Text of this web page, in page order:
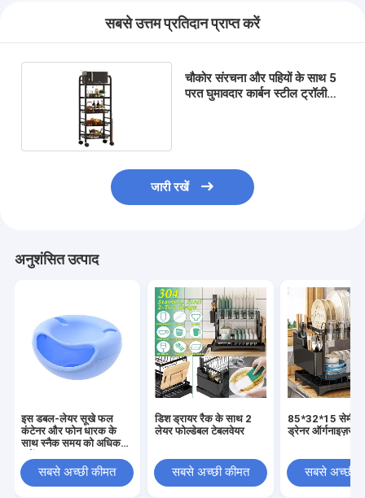
सबसे उत्तम प्रतिदान प्राप्त करें
चौकोर संरचना और पहियों के साथ 5
परत घुमावदार कार्बन स्टील ट्रॉली
जारी रखें
अनुशंसित उत्पाद
इस डबल-लेयर सूखे फल
कंटेनर और फोन धारक के
साथ स्नैक समय को अधिकतम
सबसे अच्छी कीमत
डिश ड्रायर रैक के साथ 2
लेयर फोल्डेबल टेबलवेयर
सबसे अच्छी कीमत
85*32*15 सेमी
ड्रेनर ऑर्गनाइज़र
सबसे अच्छी